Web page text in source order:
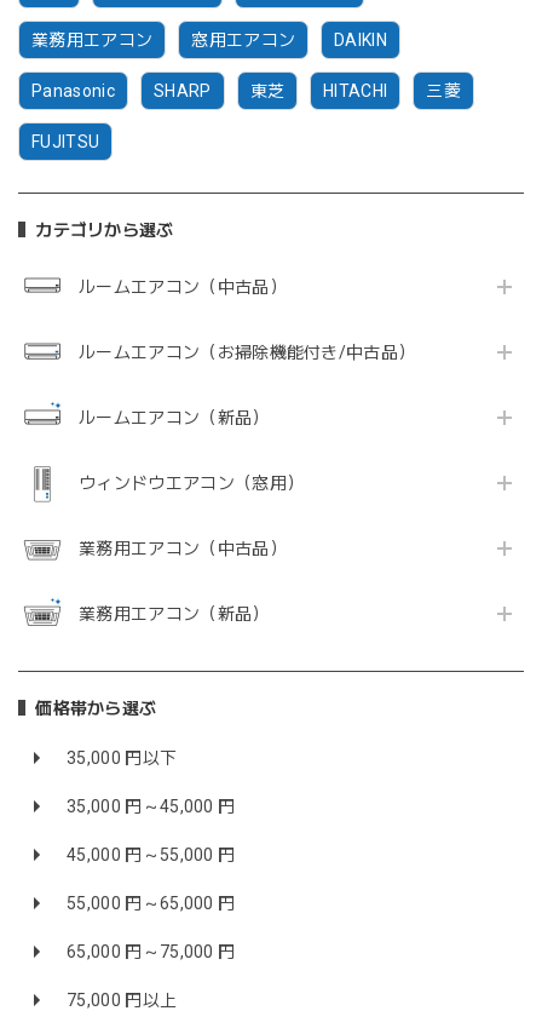
業務用エアコン 窓用エアコン DAIKIN
Panasonic SHARP 東芝 HITACHI 三菱
FUJITSU
カテゴリから選ぶ
ルームエアコン（中古品）
ルームエアコン（お掃除機能付き/中古品）
ルームエアコン（新品）
ウィンドウエアコン（窓用）
業務用エアコン（中古品）
業務用エアコン（新品）
価格帯から選ぶ
35,000 円以下
35,000 円～45,000 円
45,000 円～55,000 円
55,000 円～65,000 円
65,000 円～75,000 円
75,000 円以上